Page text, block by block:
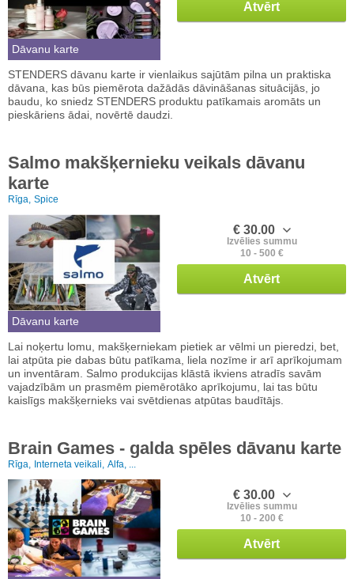
Dāvanu karte
Atvērt
STENDERS dāvanu karte ir vienlaikus sajūtām pilna un praktiska
dāvana, kas būs piemērota dažādās dāvināšanas situācijās, jo
baudu, ko sniedz STENDERS produktu patīkamais aromāts un
pieskāriens ādai, novērtē daudzi.
Salmo makšķernieku veikals dāvanu
karte
Rīga, Spice
Dāvanu karte
€ 30.00
Izvēlies summu
10 - 500 €
Atvērt
Lai noķertu lomu, makšķerniekam pietiek ar vēlmi un pieredzi, bet,
lai atpūta pie dabas būtu patīkama, liela nozīme ir arī aprīkojumam
un inventāram. Salmo produkcijas klāstā ikviens atradīs savām
vajadzībām un prasmēm piemērotāko aprīkojumu, lai tas būtu
kaislīgs makšķernieks vai svētdienas atpūtas baudītājs.
Brain Games - galda spēles dāvanu karte
Rīga, Interneta veikali, Alfa, ...
€ 30.00
Izvēlies summu
10 - 200 €
Atvērt